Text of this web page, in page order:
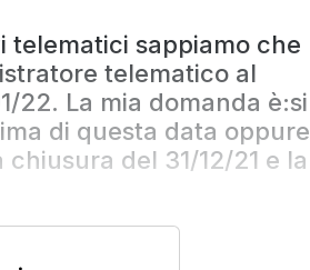
telematici sappiamo che
telematico al
22. La mia domanda è:si
di questa data oppure
del 31/12/21 e la